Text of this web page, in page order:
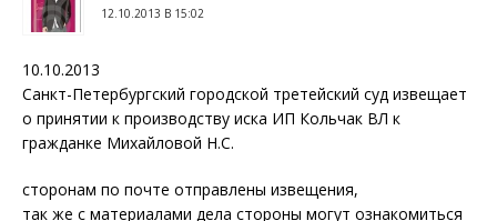
12.10.2013 В 15:02
10.10.2013
Санкт-Петербургский городской третейский суд извещает
о принятии к производству иска ИП Кольчак ВЛ к
гражданке Михайловой Н.С.
сторонам по почте отправлены извещения,
так же с материалами дела стороны могут ознакомиться